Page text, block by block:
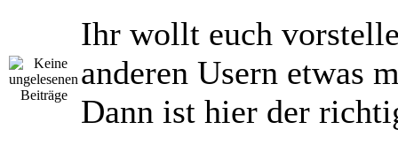
Ihr wollt euch
anderen Usern etwas
Dann ist hier der